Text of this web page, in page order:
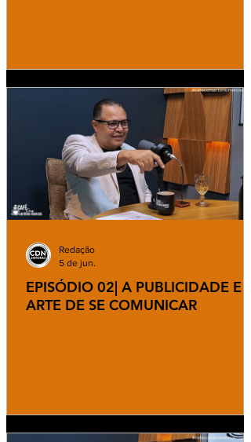
EPISÓDIO 02| A PUBLICIDADE E A
ARTE DE SE COMUNICAR
Redação
5 de jun.